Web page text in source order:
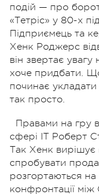
подій — про
«Тетріс» у 80-х
Підприємець та
Хенк Роджерс
він звертає увагу
хоче придбати.
починає
так просто.
Правами на гру
сфері ІТ Роберт
Так Хенк вирішує
спробувати
розгортаються
конфронтації